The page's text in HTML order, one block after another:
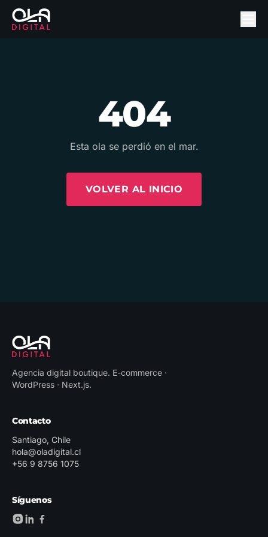
404
Esta ola se perdió en el mar.
VOLVER AL INICIO
Agencia digital boutique. E-commerce ·
WordPress · Next.js.
Contacto
Santiago, Chile
hola@oladigital.cl
+56 9 8756 1075
Síguenos